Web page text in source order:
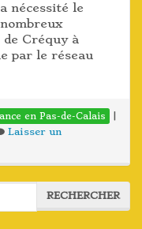
nécessité le
de Créquy à
par le réseau
en Pas-de-Calais
Laisser un
RECHERCHER